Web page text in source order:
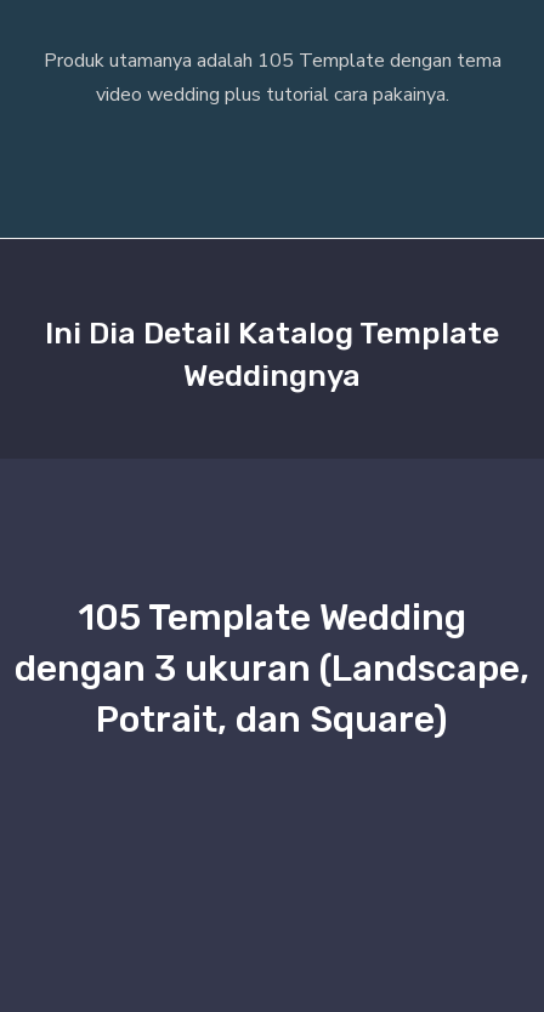
Produk utamanya adalah 105 Template dengan tema
video wedding plus tutorial cara pakainya.
Ini Dia Detail Katalog Template
Weddingnya
105 Template Wedding
dengan 3 ukuran (Landscape,
Potrait, dan Square)